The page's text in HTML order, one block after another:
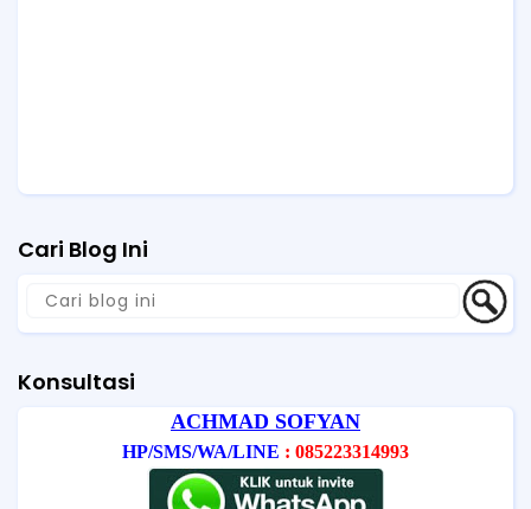
Cari Blog Ini
Konsultasi
ACHMAD SOFYAN
HP/SMS/WA/LINE : 085223314993